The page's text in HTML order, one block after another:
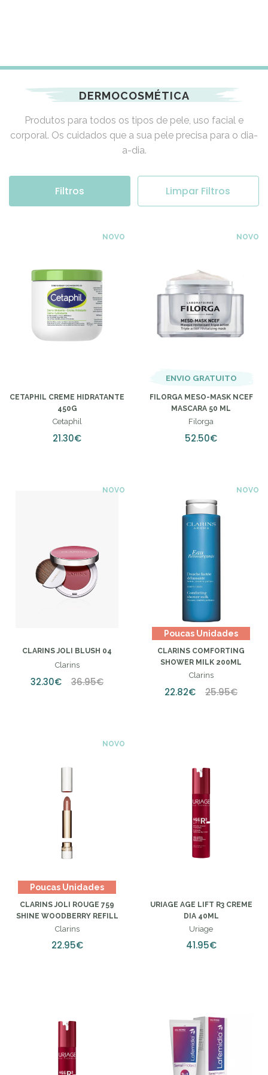
DERMOCOSMÉTICA
Produtos para todos os tipos de pele, uso facial e
corporal. Os cuidados que a sua pele precisa para o dia-
a-dia.
Filtros Limpar Filtros
NOVO
CETAPHIL CREME HIDRATANTE
450G
Cetaphil
21.30€
NOVO
ENVIO GRATUITO
FILORGA MESO-MASK NCEF
MASCARA 50 ML
Filorga
52.50€
NOVO
CLARINS JOLI BLUSH 04
Clarins
32.30€ 36.95€
NOVO
Poucas Unidades
CLARINS COMFORTING
SHOWER MILK 200ML
Clarins
22.82€ 25.95€
NOVO
Poucas Unidades
CLARINS JOLI ROUGE 759
SHINE WOODBERRY REFILL
Clarins
22.95€
URIAGE AGE LIFT R3 CREME
DIA 40ML
Uriage
41.95€